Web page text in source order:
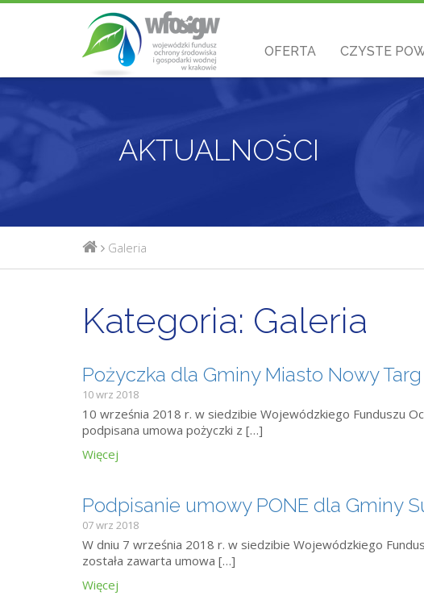
OFERTA CZYSTE
AKTUALNOŚCI
Galeria
Kategoria: Galeria
Pożyczka dla Gminy Miasto Nowy Targ
10 wrz 2018
10 września 2018 r. w siedzibie Wojewódzkiego Funduszu
podpisana umowa pożyczki z […]
Więcej
Podpisanie umowy PONE dla Gminy
07 wrz 2018
W dniu 7 września 2018 r. w siedzibie Wojewódzkiego
została zawarta umowa […]
Więcej